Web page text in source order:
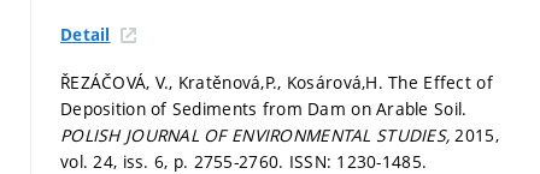
Detail
ŘEZÁČOVÁ, V., Kratěnová,P., Kosárová,H. The Effect of
Deposition of Sediments from Dam on Arable Soil.
POLISH JOURNAL OF ENVIRONMENTAL STUDIES, 2015,
vol. 24, iss. 6, p. 2755-2760. ISSN: 1230-1485.